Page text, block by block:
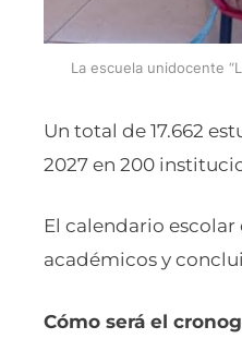
La escuela unidocente
Un total de 17.662
2027 en 200
El calendario
académicos y
Cómo será el